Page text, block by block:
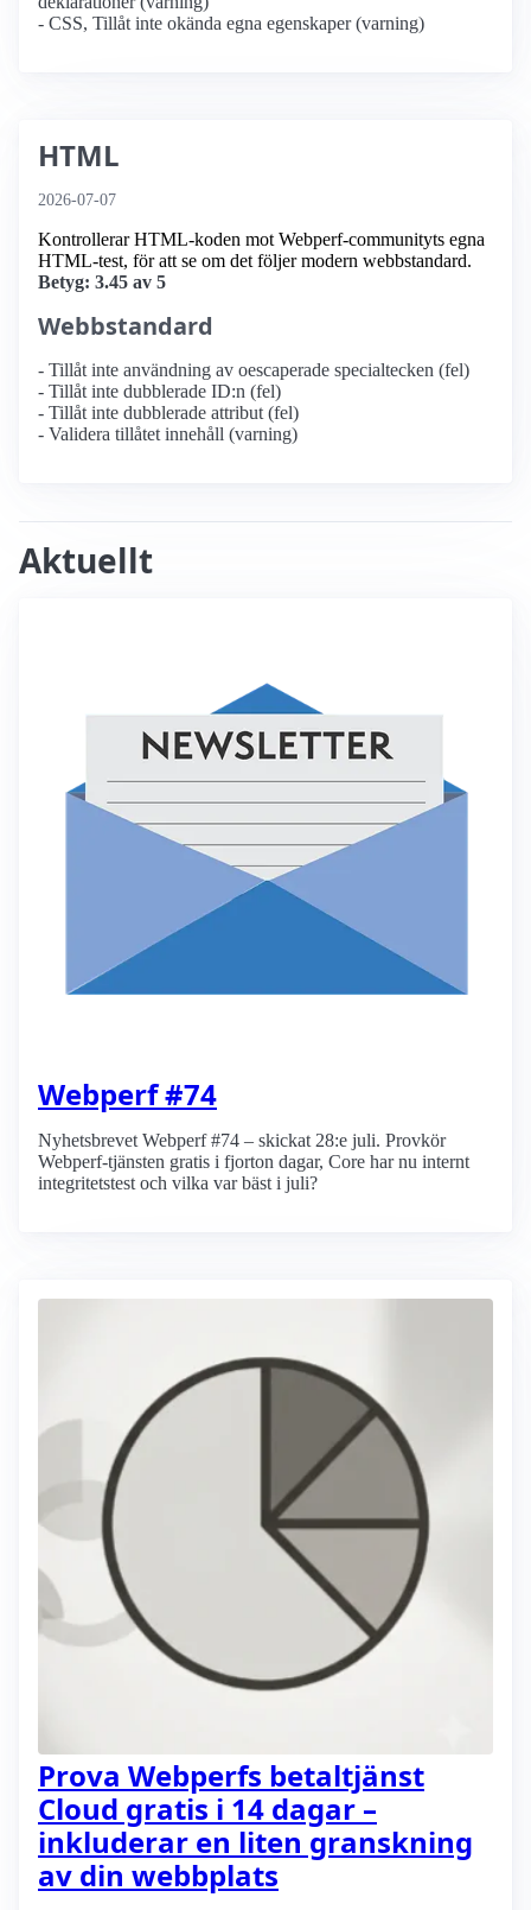
- CSS, Tillåt inte okända egna egenskaper (varning)
HTML
2026-07-07
Kontrollerar HTML-koden mot Webperf-communityts egna
HTML-test, för att se om det följer modern webbstandard.
Betyg: 3.45 av 5
Webbstandard
- Tillåt inte användning av oescaperade specialtecken (fel)
- Tillåt inte dubblerade ID:n (fel)
- Tillåt inte dubblerade attribut (fel)
- Validera tillåtet innehåll (varning)
Aktuellt
Webperf #74
Nyhetsbrevet Webperf #74 – skickat 28:e juli. Provkör
Webperf-tjänsten gratis i fjorton dagar, Core har nu internt
integritetstest och vilka var bäst i juli?
Prova Webperfs betaltjänst
Cloud gratis i 14 dagar –
inkluderar en liten granskning
av din webbplats